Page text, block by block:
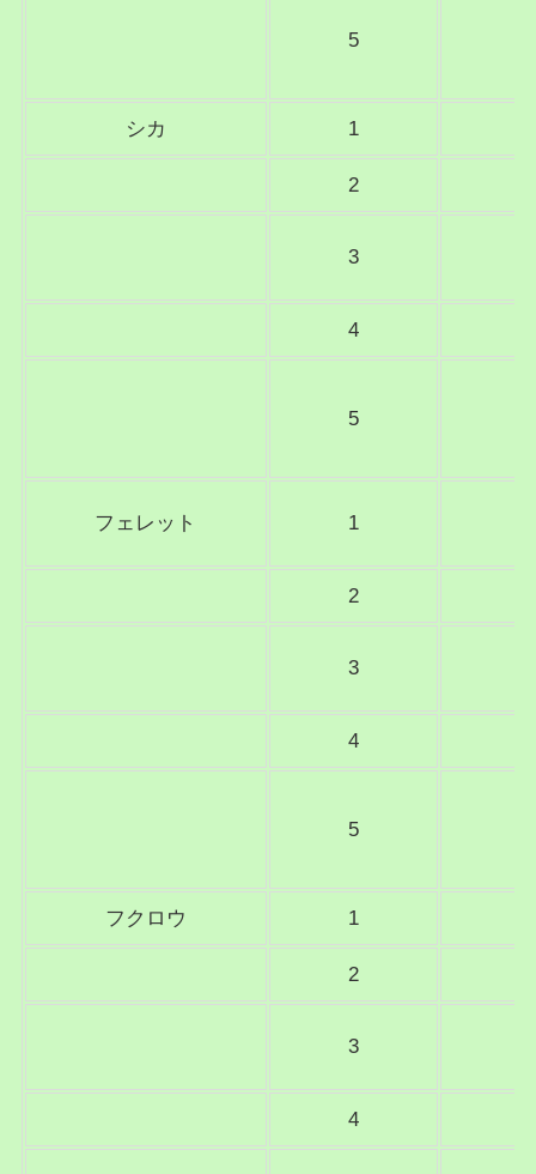
5
シカ 1
2
3
4
5
フェレット 1
2
3
4
5
フクロウ 1
2
3
4